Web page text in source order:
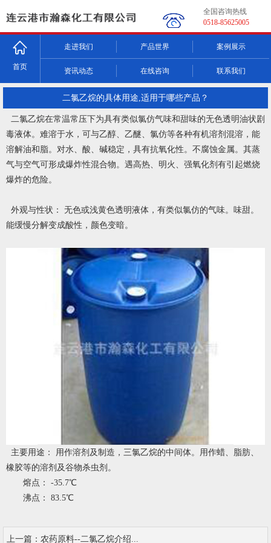
全国咨询热线
0518-85625005
首页
走进我们 产品世界 案例展示
资讯动态 在线咨询 联系我们
二氯乙烷的具体用途,适用于哪些产品？
二氯乙烷在常温常压下为具有类似氯仿气味和甜味的无色透明油状剧
毒液体。难溶于水，可与乙醇、乙醚、氯仿等各种有机溶剂混溶，能
溶解油和脂。对水、酸、碱稳定，具有抗氧化性。不腐蚀金属。其蒸
气与空气可形成爆炸性混合物。遇高热、明火、强氧化剂有引起燃烧
爆炸的危险。
外观与性状： 无色或浅黄色透明液体，有类似氯仿的气味。味甜。
能缓慢分解变成酸性，颜色变暗。
主要用途： 用作溶剂及制造，三氯乙烷的中间体。用作蜡、脂肪、
橡胶等的溶剂及谷物杀虫剂。
熔点： -35.7℃
沸点： 83.5℃
上一篇： 农药原料--二氯乙烷介绍...